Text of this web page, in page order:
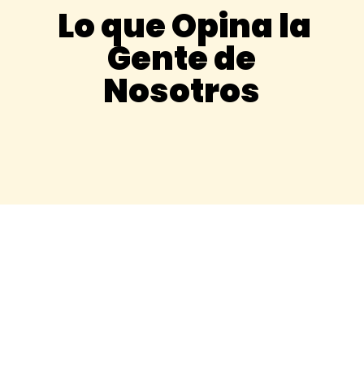
Lo que Opina la
Gente de
Nosotros